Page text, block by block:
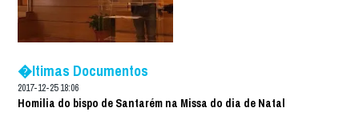
�ltimas Documentos
2017-12-25 18:06
Homilia do bispo de Santarém na Missa do dia de Natal